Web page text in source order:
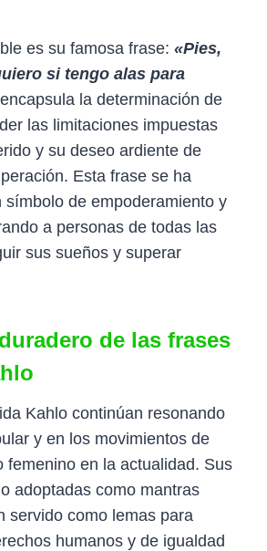
es su famosa frase: «Pies,
si tengo alas para
la determinación de
las limitaciones impuestas
y su deseo ardiente de
Esta frase se ha
símbolo de empoderamiento y
a personas de todas las
sus sueños y superar
de las frases
Kahlo continúan resonando
y en los movimientos de
femenino en la actualidad. Sus
adoptadas como mantras
servido como lemas para
humanos y de igualdad